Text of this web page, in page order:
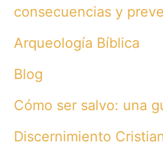
o
r
consecuencias y
Arqueología Bíblica
Blog
Cómo ser salvo: una
Discernimiento